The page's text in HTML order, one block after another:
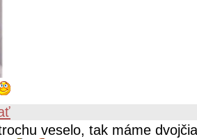
veselo, tak máme